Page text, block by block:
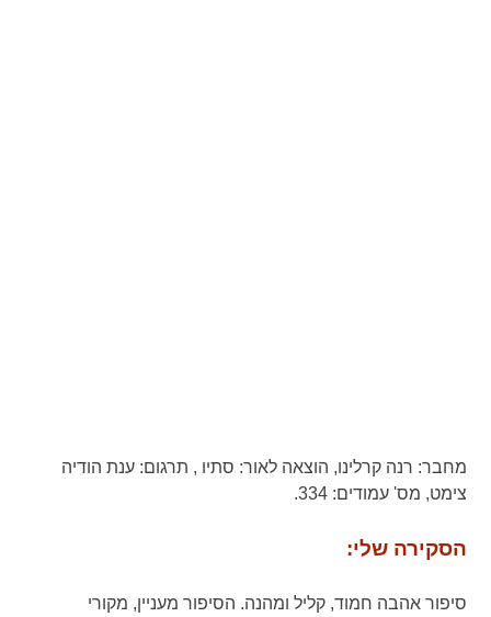
מחבר: רנה קרלינו, הוצאה לאור: סתיו , תרגום: ענת הודיה
צימט, מס' עמודים: 334.
הסקירה שלי:
סיפור אהבה חמוד, קליל ומהנה. הסיפור מעניין, מקורי